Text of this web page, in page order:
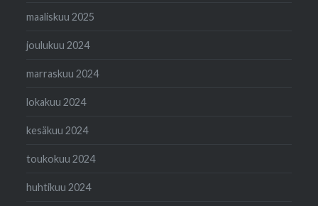
maaliskuu 2025
joulukuu 2024
marraskuu 2024
lokakuu 2024
kesäkuu 2024
toukokuu 2024
huhtikuu 2024